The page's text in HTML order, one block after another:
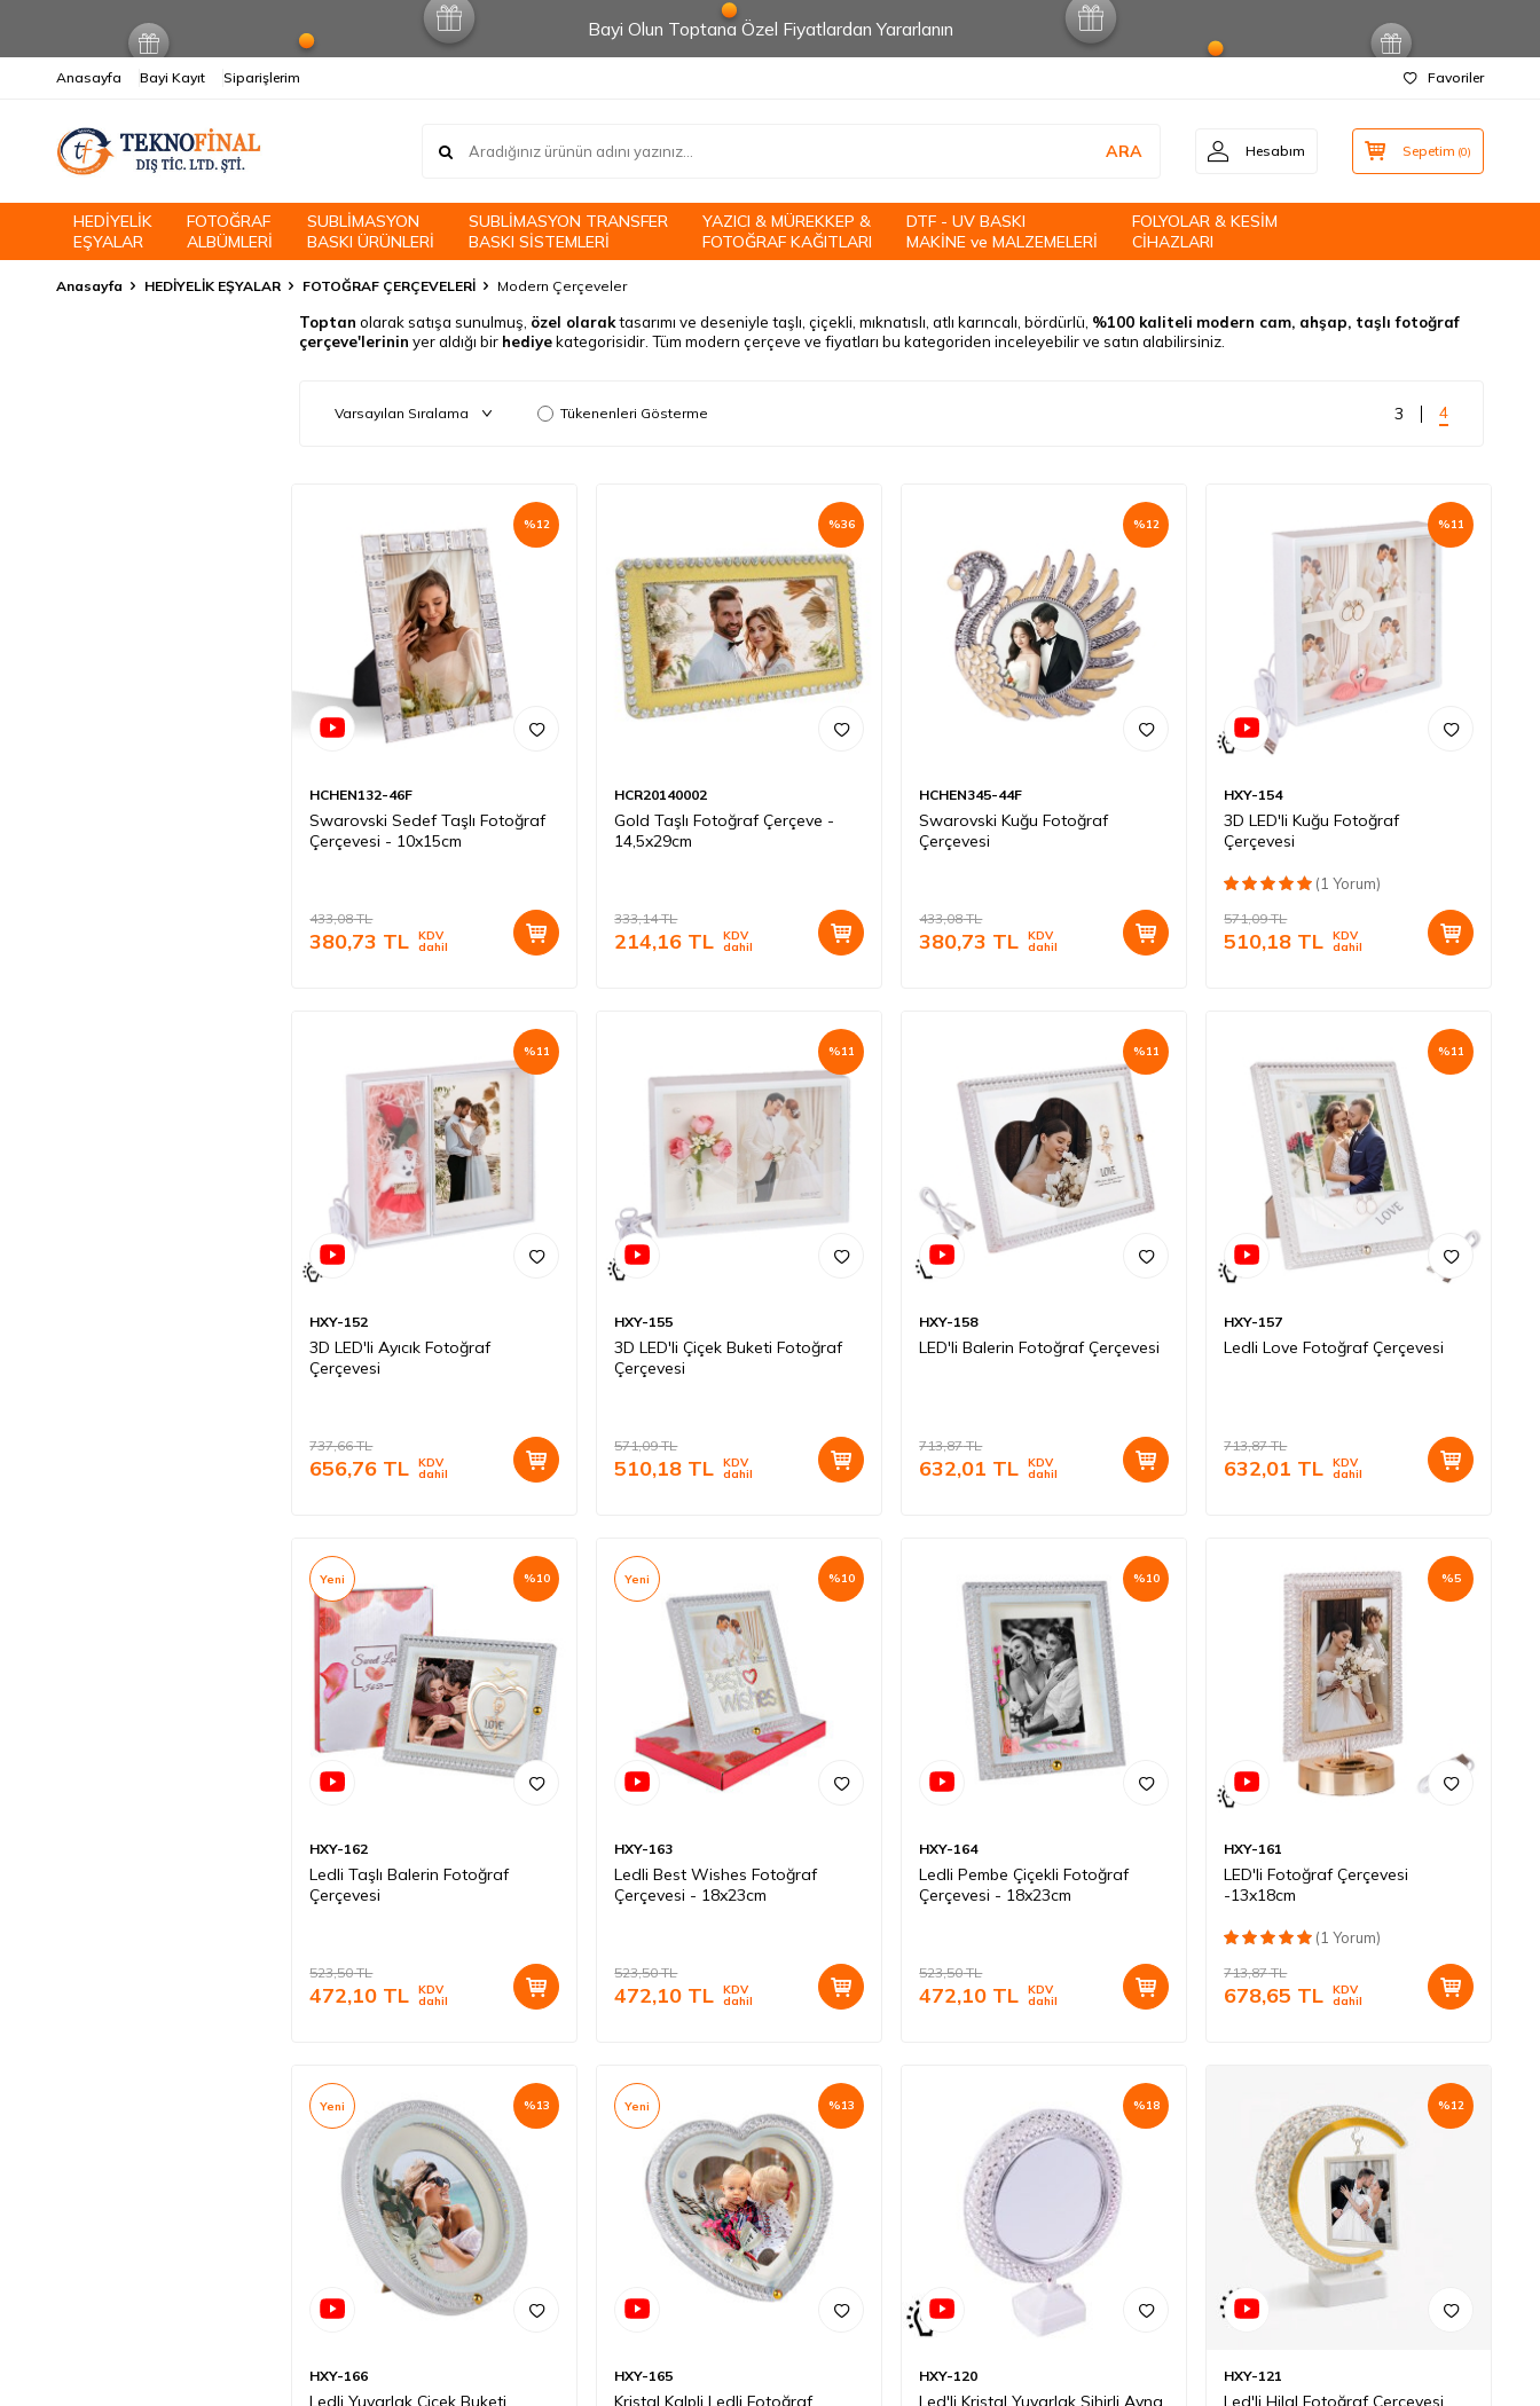
Bayi Olun Toptana Özel Fiyatlardan Yararlanın
Anasayfa Bayi Kayıt Siparişlerim Favoriler
ARA Hesabım Sepetim (0)
HEDİYELİK
EŞYALAR
FOTOĞRAF
ALBÜMLERİ
SUBLİMASYON
BASKI ÜRÜNLERİ
SUBLİMASYON TRANSFER
BASKI SİSTEMLERİ
YAZICI & MÜREKKEP &
FOTOĞRAF KAĞITLARI
DTF - UV BASKI
MAKİNE ve MALZEMELERİ
FOLYOLAR & KESİM
CİHAZLARI
Anasayfa HEDİYELİK EŞYALAR FOTOĞRAF ÇERÇEVELERİ Modern Çerçeveler
Toptan olarak satışa sunulmuş, özel olaraktasarımı ve deseniyle taşlı, çiçekli, mıknatıslı, atlı karıncalı, bördürlü, %100 kaliteli modern cam, ahşap, taşlı fotoğraf
çerçeve'lerinin yer aldığı bir hediyekategorisidir. Tüm modern çerçeve ve fiyatları bu kategoriden inceleyebilir ve satın alabilirsiniz.
Tükenenleri Gösterme 3 4
%12
HCHEN132-46F
Swarovski Sedef Taşlı Fotoğraf
Çerçevesi - 10x15cm
433,08TL
380,73 TL KDV
dahil
%36
HCR20140002
Gold Taşlı Fotoğraf Çerçeve -
14,5x29cm
333,14TL
214,16 TL KDV
dahil
%12
HCHEN345-44F
Swarovski Kuğu Fotoğraf
Çerçevesi
433,08TL
380,73 TL KDV
dahil
%11
HXY-154
3D LED'li Kuğu Fotoğraf
Çerçevesi
(1 Yorum)
571,09TL
510,18 TL KDV
dahil
%11
HXY-152
3D LED'li Ayıcık Fotoğraf
Çerçevesi
737,66TL
656,76 TL KDV
dahil
%11
HXY-155
3D LED'li Çiçek Buketi Fotoğraf
Çerçevesi
571,09TL
510,18 TL KDV
dahil
%11
HXY-158
LED'li Balerin Fotoğraf Çerçevesi
713,87TL
632,01 TL KDV
dahil
%11
HXY-157
Ledli Love Fotoğraf Çerçevesi
713,87TL
632,01 TL KDV
dahil
%10
Yeni
HXY-162
Ledli Taşlı Balerin Fotoğraf
Çerçevesi
523,50TL
472,10 TL KDV
dahil
%10
Yeni
HXY-163
Ledli Best Wishes Fotoğraf
Çerçevesi - 18x23cm
523,50TL
472,10 TL KDV
dahil
%10
HXY-164
Ledli Pembe Çiçekli Fotoğraf
Çerçevesi - 18x23cm
523,50TL
472,10 TL KDV
dahil
%5
HXY-161
LED'li Fotoğraf Çerçevesi
-13x18cm
(1 Yorum)
713,87TL
678,65 TL KDV
dahil
%13
Yeni
HXY-166
Ledli Yuvarlak Çiçek Buketi
%13
Yeni
HXY-165
Kristal Kalpli Ledli Fotoğraf
%18
HXY-120
Led'li Kristal Yuvarlak Sihirli Ayna
%12
HXY-121
Led'li Hilal Fotoğraf Çerçevesi